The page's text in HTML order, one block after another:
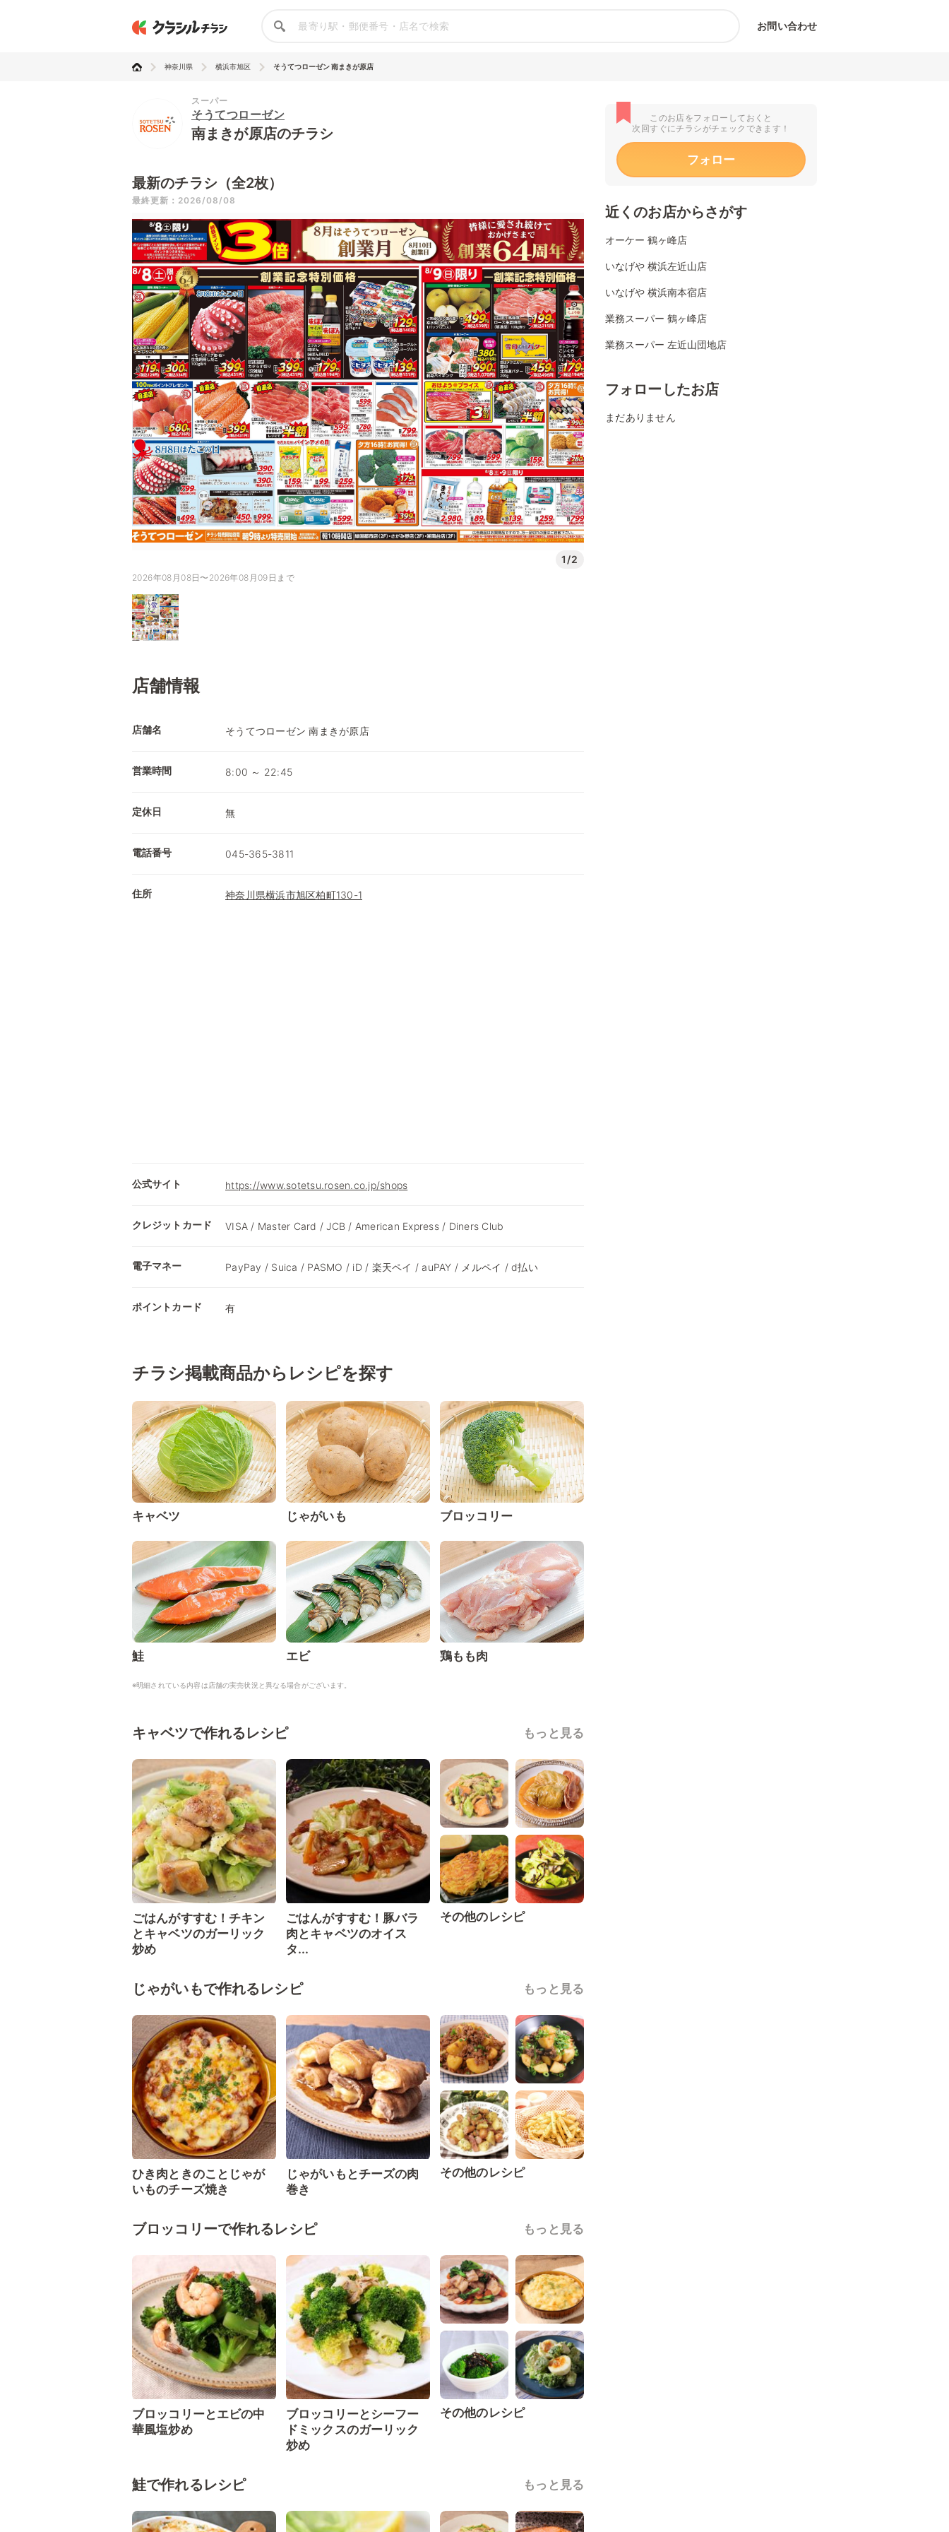
お問い合わせ
神奈川県 横浜市旭区 そうてつローゼン 南まきが原店
スーパー
そうてつローゼン
南まきが原店のチラシ
最新のチラシ（全2枚）
最終更新：2026/08/08
1/2
2026年08月08日〜2026年08月09日まで
店舗情報
店舗名 そうてつローゼン 南まきが原店
営業時間 8:00 ～ 22:45
定休日 無
電話番号 045-365-3811
住所 神奈川県横浜市旭区柏町130-1
公式サイト https://www.sotetsu.rosen.co.jp/shops
クレジットカード VISA / Master Card / JCB / American Express / Diners Club
電子マネー PayPay / Suica / PASMO / iD / 楽天ペイ / auPAY / メルペイ / d払い
ポイントカード 有
チラシ掲載商品からレシピを探す
キャベツ じゃがいも ブロッコリー
鮭 エビ 鶏もも肉
※明細されている内容は店舗の実売状況と異なる場合がございます。
キャベツで作れるレシピ もっと見る
ごはんがすすむ！チキン
とキャベツのガーリック
炒め
ごはんがすすむ！豚バラ
肉とキャベツのオイス
タ...
その他のレシピ
じゃがいもで作れるレシピ もっと見る
ひき肉ときのことじゃが
いものチーズ焼き
じゃがいもとチーズの肉
巻き
その他のレシピ
ブロッコリーで作れるレシピ もっと見る
ブロッコリーとエビの中
華風塩炒め
ブロッコリーとシーフー
ドミックスのガーリック
炒め
その他のレシピ
鮭で作れるレシピ もっと見る
このお店をフォローしておくと
次回すぐにチラシがチェックできます！
フォロー
近くのお店からさがす
オーケー 鶴ヶ峰店
いなげや 横浜左近山店
いなげや 横浜南本宿店
業務スーパー 鶴ヶ峰店
業務スーパー 左近山団地店
フォローしたお店
まだありません